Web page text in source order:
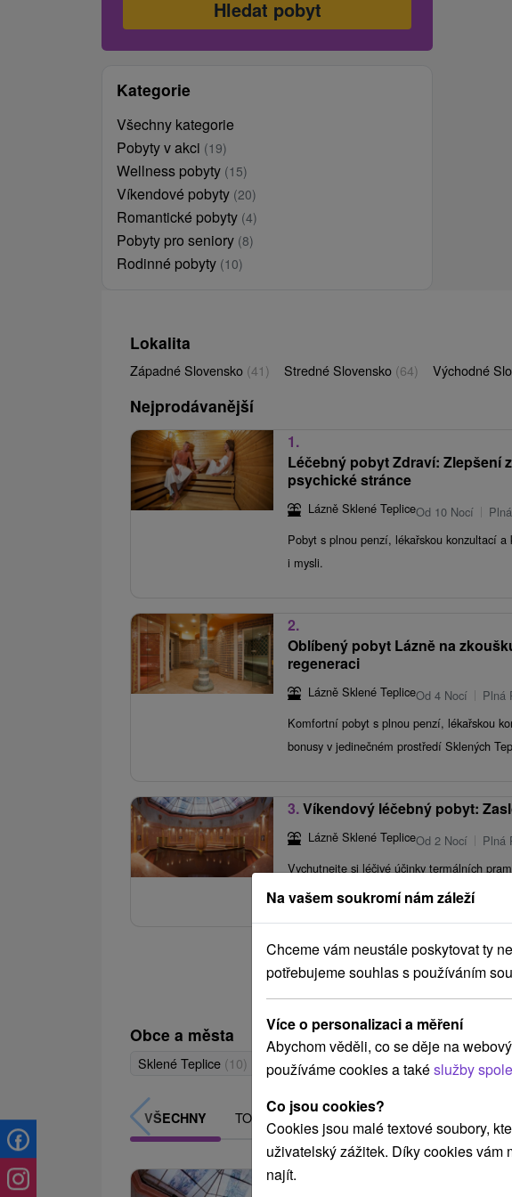
Kategorie
Všechny kategorie
Pobyty v akci (19)
Wellness pobyty (15)
Víkendové pobyty (20)
Romantické pobyty (4)
Pobyty pro seniory (8)
Rodinné pobyty (10)
Lokalita
Západné Slovensko (41) Stredné Slovensko (64) Východné
Nejprodávanější
1.
Léčebný pobyt Zdraví: Zlepšení
psychické stránce
Lázně Sklené TepliceOd 10 Nocí
Pobyt s plnou penzí, lékařskou konzultací
i mysli.
2.
Oblíbený pobyt Lázně na
regeneraci
Lázně Sklené TepliceOd 4 Nocí
Plná
Komfortní pobyt s plnou penzí, lékařskou
bonusy v jedinečném prostředí Sklených
3.Víkendový léčebný pobyt:
Lázně Sklené TepliceOd 2 Nocí
Plná
Vychutnejte si léčivé účinky termálních
Terezie, dopřejte si masáž či rašelinovou
Zobrazit více
Obce a města
Sklené Teplice (10) Brusno(10) Sliač(3)
VŠECHNY TOP - NEJPRODÁVANĚJŠÍ
Na vašem soukromí nám záleží
Chceme vám neustále poskytovat ty
potřebujeme souhlas s používáním
Více o personalizaci a měření
Abychom věděli, co se děje na
používáme cookies a takéslužby
Co jsou cookies?
Cookies jsou malé textové soubory,
uživatelský zážitek. Díky cookies vám
najít.